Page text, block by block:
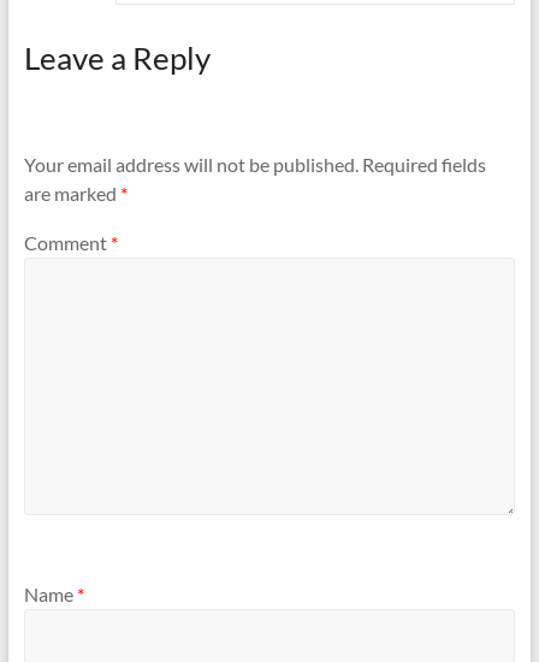
Leave a Reply
Your email address will not be published. Required fields
are marked *
Comment *
Name *